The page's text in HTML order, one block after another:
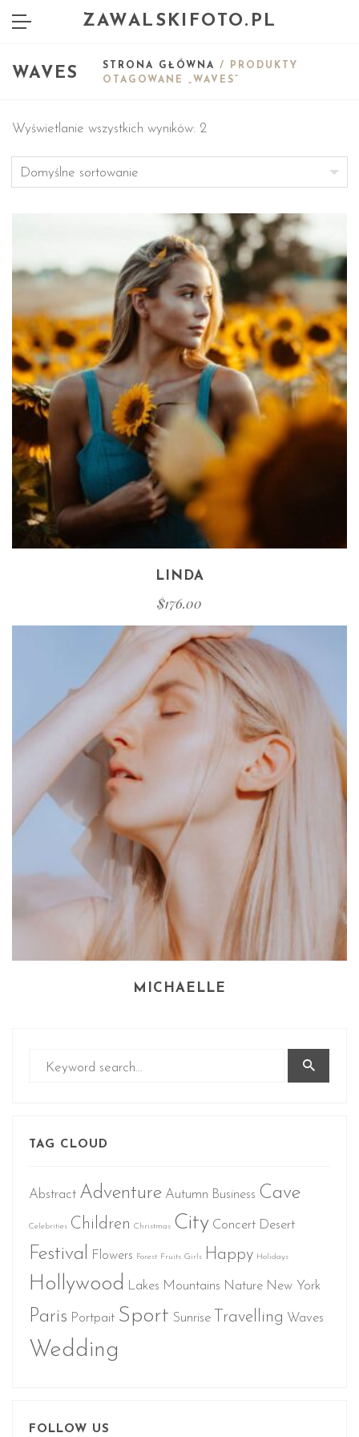
ZAWALSKIFOTO.PL
WAVES STRONA GŁÓWNA
/ PRODUKTY
OTAGOWANE „WAVES”
Wyświetlanie wszystkich wyników: 2
LINDA
$176.00
MICHAELLE
TAG CLOUD
Abstract Adventure Autumn Business Cave
Celebrities Children Christmas City Concert Desert
Festival Flowers Forest Fruits Girls Happy Holidays
Hollywood Lakes Mountains Nature New York
Paris Portpait Sport Sunrise Travelling Waves
Wedding
FOLLOW US